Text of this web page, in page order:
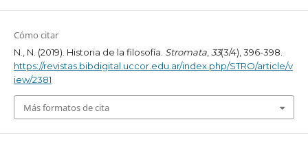
Cómo citar
N., N. (2019). Historia de la filosofía. Stromata,33(3/4), 396-398.
https://revistas.bibdigital.uccor.edu.ar/index.php/STRO/article/v
iew/2381
Más formatos de cita